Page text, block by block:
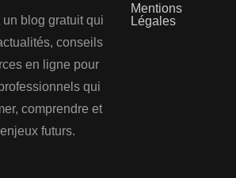
blog gratuit qui
conseils
en ligne pour
qui
comprendre et
futurs.
Mentions
Légales